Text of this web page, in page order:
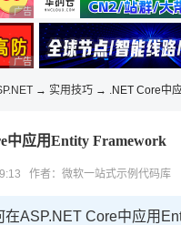
广告 商业广告，理性选择
广告 商业广告，理性选择
→ 实用技巧 → .NET Core中
中应用Entity Framework
作者：微软一站式示例代码库
ASP.NET Core中应用